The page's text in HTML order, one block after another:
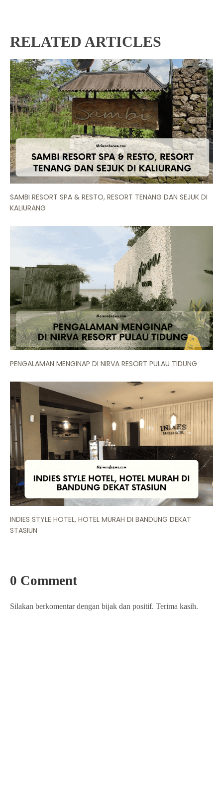
RELATED ARTICLES
SAMBI RESORT SPA & RESTO, RESORT TENANG DAN SEJUK DI
KALIURANG
PENGALAMAN MENGINAP DI NIRVA RESORT PULAU TIDUNG
INDIES STYLE HOTEL, HOTEL MURAH DI BANDUNG DEKAT
STASIUN
0 Comment
Silakan berkomentar dengan bijak dan positif. Terima kasih.